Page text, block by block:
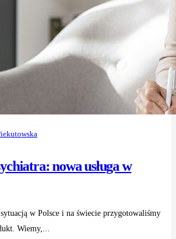
nowa usługa w
w Polsce i na świecie przygotowaliśmy
Wiemy,...